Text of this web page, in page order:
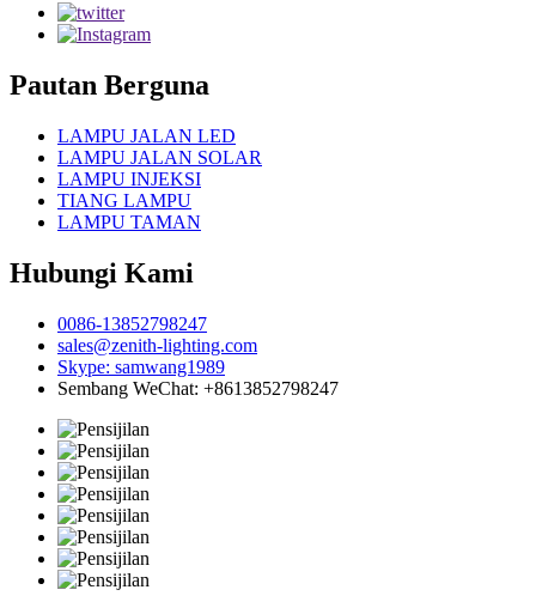
Pautan Berguna
LAMPU JALAN LED
LAMPU JALAN SOLAR
LAMPU INJEKSI
TIANG LAMPU
LAMPU TAMAN
Hubungi Kami
0086-13852798247
sales@zenith-lighting.com
Skype: samwang1989
Sembang WeChat: +8613852798247